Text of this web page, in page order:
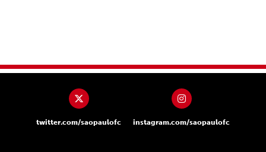
twitter.com/saopaulofc instagram.com/saopaulofc